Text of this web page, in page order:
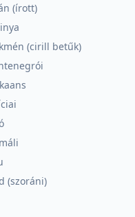
(írott)
(cirill betűk)
(szoráni)